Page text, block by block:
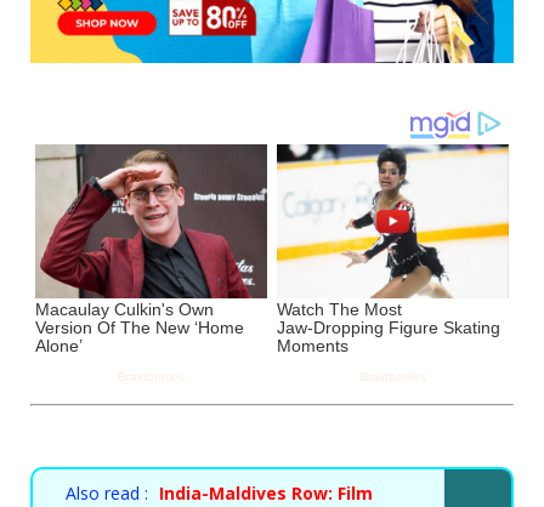
Also read : India-Maldives Row: Film